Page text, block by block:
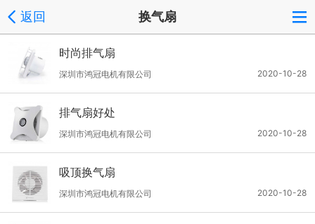
返回 换气扇
时尚排气扇
2020-10-28
深圳市鸿冠电机有限公司
排气扇好处
2020-10-28
深圳市鸿冠电机有限公司
吸顶换气扇
2020-10-28
深圳市鸿冠电机有限公司